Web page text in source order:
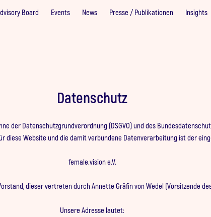
Board Events News Presse / Publikationen Insights
Datenschutz
der Datenschutzgrundverordnung (DSGVO) und des
Website und die damit verbundene Datenverarbeitung ist der
female.vision e.V.
dieser vertreten durch Annette Gräfin von Wedel (Vorsitzende
Unsere Adresse lautet: